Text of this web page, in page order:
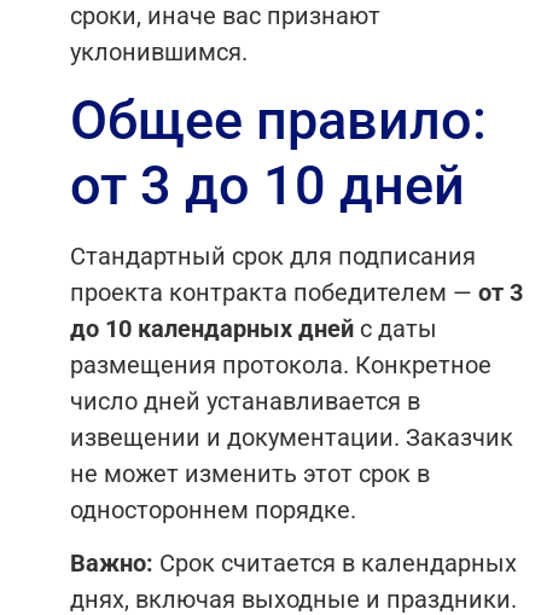
сроки, иначе вас признают
уклонившимся.
Общее правило:
от 3 до 10 дней
Стандартный срок для подписания
проекта контракта победителем — от 3
до 10 календарных дней с даты
размещения протокола. Конкретное
число дней устанавливается в
извещении и документации. Заказчик
не может изменить этот срок в
одностороннем порядке.
Важно: Срок считается в календарных
днях, включая выходные и праздники.